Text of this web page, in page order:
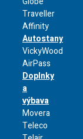
Traveller
Affinity
Autostany
VickyWood
AirPass
Doplnky
a
výbava
Movera
Teleco